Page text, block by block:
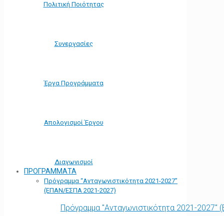
Πολιτική Ποιότητας
Συνεργασίες
Έργα Προγράμματα
Απολογισμοί Έργου
Διαγωνισμοί
ΠΡΟΓΡΑΜΜΑΤΑ
Πρόγραμμα “Ανταγωνιστικότητα 2021-2027”
(ΕΠΑΝ/ΕΣΠΑ 2021-2027)
Πρόγραμμα "Ανταγωνιστικότητα 2021-